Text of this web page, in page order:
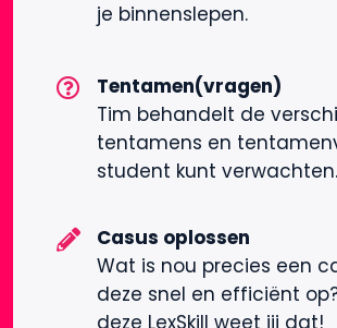
je binnenslepen.
Tentamen(vragen)
Tim behandelt de
tentamens en
student kunt verwachten.
Casus oplossen
Wat is nou precies een
deze snel en efficiënt
deze LexSkill weet jij dat!